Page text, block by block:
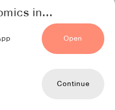
in...
Open
Continue
คืนต้องมนตร์ กับปิศาจเจ้าเสน่ห์